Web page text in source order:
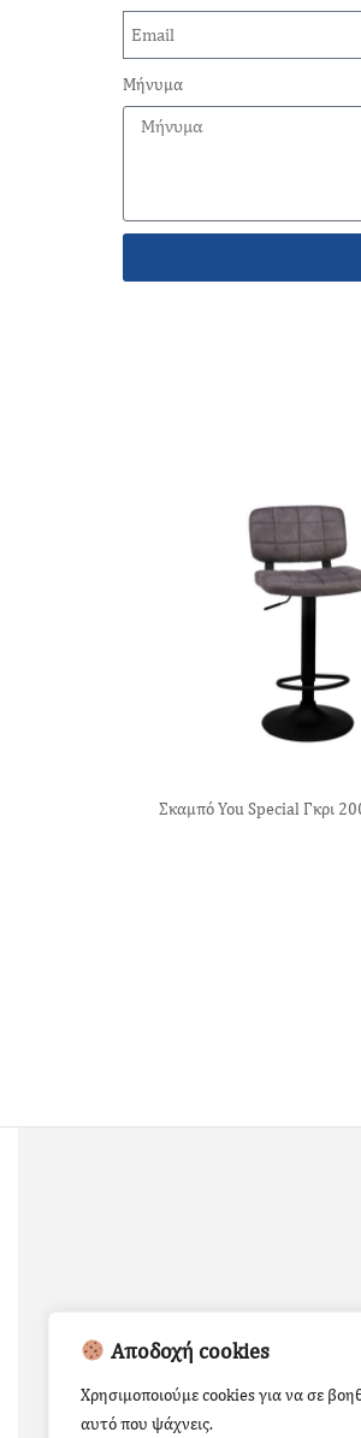
Αποδοχή cookies
Χρησιμοποιούμε cookies για να σε
αυτό που ψάχνεις.
Μήνυμα
Σκαμπό You Special Γκρι